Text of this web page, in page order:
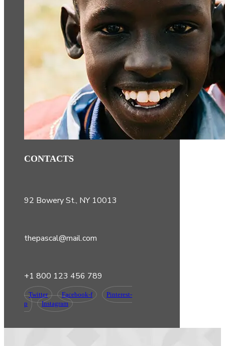
CONTACTS
92 Bowery St., NY 10013
thepascal@mail.com
+1 800 123 456 789
Twitter Facebook-f
Pinterest-
p
Instagram